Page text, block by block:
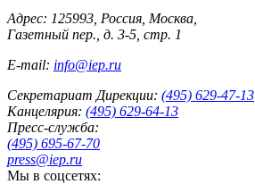
Адрес: 125993, Россия, Москва,
Газетный пер., д. 3-5, стр. 1
E-mail: info@iep.ru
Секретариат Дирекции: (495) 629-47-13
Канцелярия: (495) 629-64-13
Пресс-служба:
(495) 695-67-70
press@iep.ru
Мы в соцсетях: